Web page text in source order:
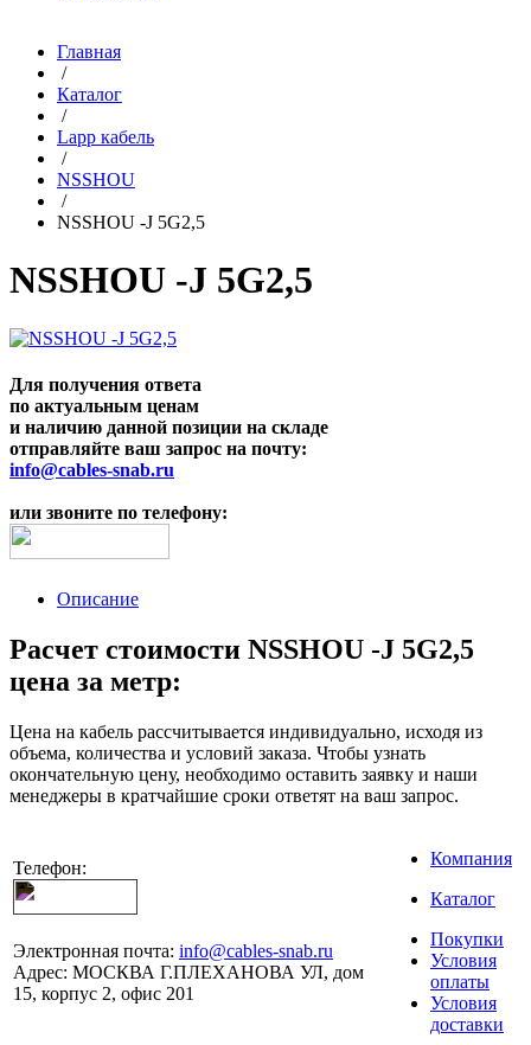
Главная
/
Каталог
/
Lapp кабель
/
NSSHOU
/
NSSHOU -J 5G2,5
NSSHOU -J 5G2,5
Для получения ответа
по актуальным ценам
и наличию данной позиции на складе
отправляйте ваш запрос на почту:
info@cables-snab.ru
или звоните по телефону:
Описание
Расчет стоимости NSSHOU -J 5G2,5
цена за метр:
Цена на кабель рассчитывается индивидуально, исходя из
объема, количества и условий заказа. Чтобы узнать
окончательную цену, необходимо оставить заявку и наши
менеджеры в кратчайшие сроки ответят на ваш запрос.
Телефон:
Электронная почта: info@cables-snab.ru
Адрес: МОСКВА Г.ПЛЕХАНОВА УЛ, дом
15, корпус 2, офис 201
Компания
Каталог
Покупки
Условия
оплаты
Условия
доставки